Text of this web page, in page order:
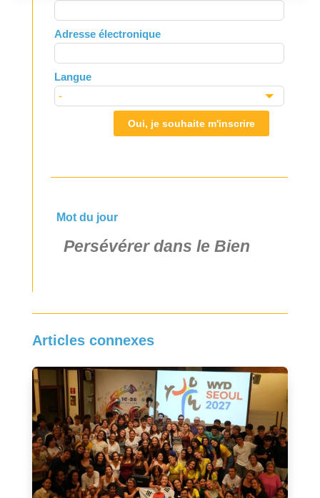
this
field
blank
Adresse électronique
Langue
Oui, je souhaite m'inscrire
Mot du jour
Persévérer dans le Bien
Articles connexes